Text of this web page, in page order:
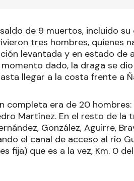
de 9 muertos, incluido su
tres hombres, quienes
levantada y en estado de
dado, la draga se dio
llegar a la costa frente a
era de 20 hombres:
Martínez. En el resto de la
González, Aguirre,
el canal de acceso al río
fija) que es a la vez, Km. 0